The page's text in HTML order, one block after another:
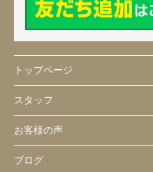
トップページ
スタッフ
お客様の声
ブログ